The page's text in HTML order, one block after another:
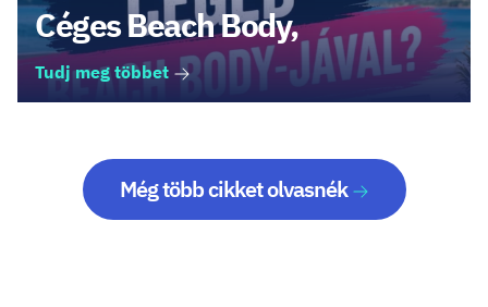
Céges Beach Body,
Tudj meg többet
Még több cikket olvasnék